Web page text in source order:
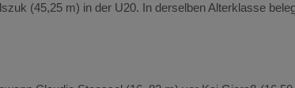
(45,25 m) in der U20. In derselben Alterklasse